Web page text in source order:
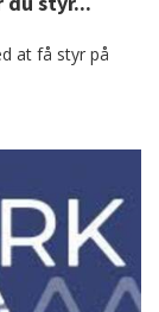
at få styr på